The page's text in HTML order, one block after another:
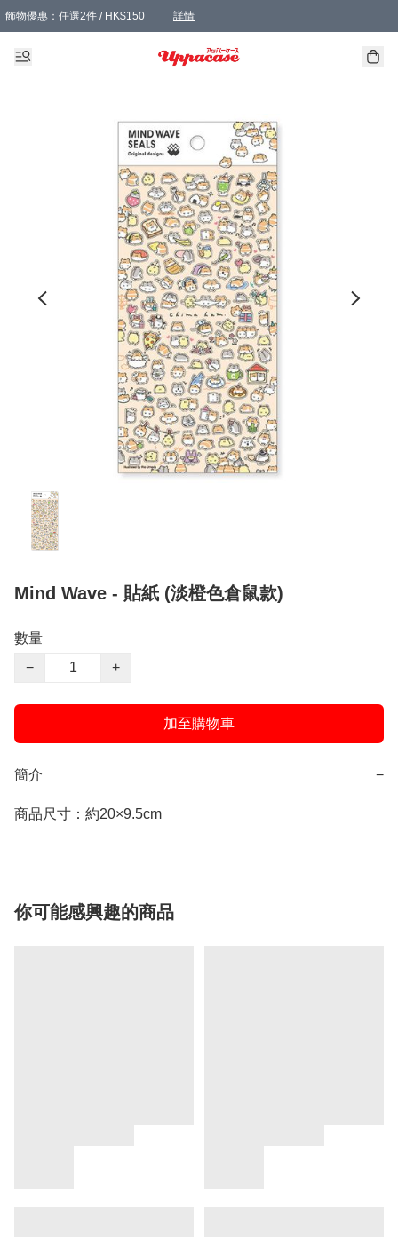
飾物優惠：任選2件 / HK$150 詳情
髮飾優惠：任選2件 / HK$100 詳情
精選襪子優惠：任選3對 / HK$115 詳情
滿額免運：本地訂單滿港幣350元可享免運費優惠
Mind Wave - 貼紙 (淡橙色倉鼠款)
數量
−
+
加至購物車
簡介 −
商品尺寸：約20×9.5cm
你可能感興趣的商品